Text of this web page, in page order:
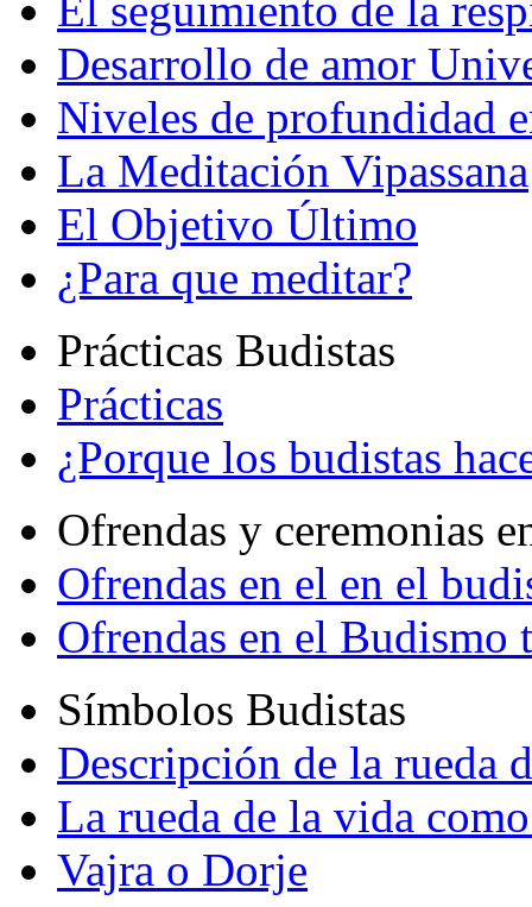
Desarrollo de amor
Niveles de profundidad
La Meditación Vipassana
El Objetivo Último
¿Para que meditar?
Prácticas Budistas
Prácticas
¿Porque los budistas
Ofrendas y ceremonias
Ofrendas en el en el
Ofrendas en el Budismo
Símbolos Budistas
Descripción de la rueda
La rueda de la vida
Vajra o Dorje